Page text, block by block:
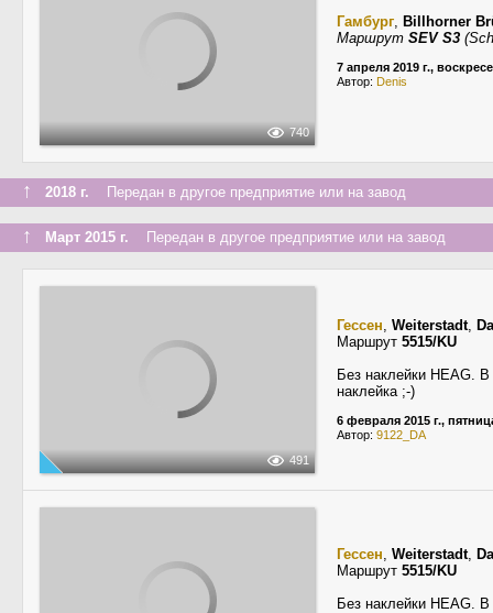
740
Гамбург, Billhorner
Маршрут SEV S3
7 апреля 2019 г.,
Автор: Denis
↑ 2018 г. Передан в другое предприятие или на завод
↑ Март 2015 г. Передан в другое предприятие или на завод
491
Гессен, Weiterstadt,
Маршрут 5515/KU
Без наклейки HEAG.
наклейка ;-)
6 февраля 2015 г.,
Автор: 9122_DA
Гессен, Weiterstadt,
Маршрут 5515/KU
Без наклейки HEAG.